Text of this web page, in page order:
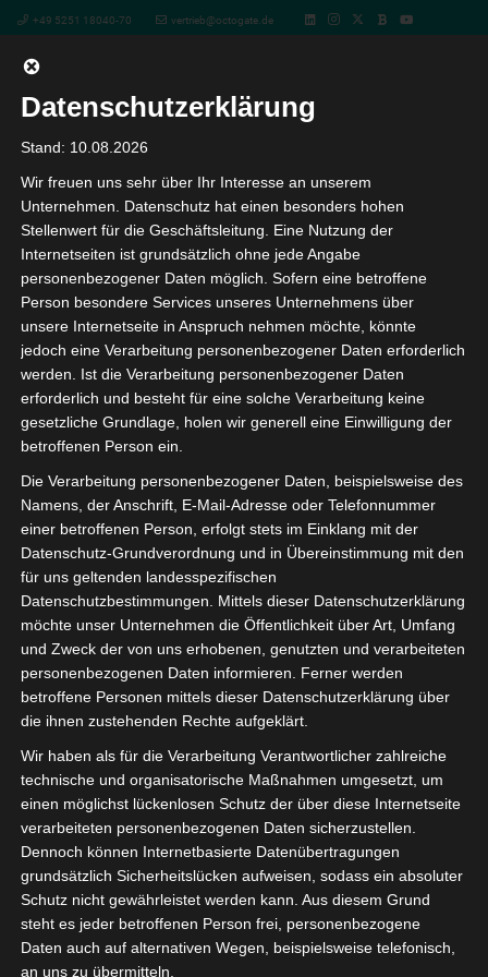
+49 5251 18040-70 vertrieb@octogate.de
#excitingedu regional
Nürnberg
« Alle Veranstaltungen
Diese Veranstaltung hat bereits stattgefunden.
#excitingedu regional Nürnberg
29. April 2020
Digitales Lernen wird ein immer wichtigerer Faktor für
die Schulentwicklung und den Fachunterricht. Die damit
verbundenen Fragen, Themen und Herausforderungen
greifen wir im Rahmen der #excitingedu
Regionalveranstaltungen auf. Diese Tagungen finden in
verschiedenen Bundesländern jeweils an einem Tag in
einer Schule statt. Rund 200 Lehrkräfte,
Schulleiter*innen, Vertreter der Schulträger und andere
Bildungsverantwortliche tauschen sich über aktuelle
Entwicklungen im Bereich der Digitalisierung aus. Die
Teilnehmer*innen haben die Möglichkeit, sich in
Workshops und Vorträgen zu informieren – von der
Frage, wie man z.B. stabiles WLAN in der Schule
einrichtet bis hin zum Einsatz passender Apps im
Unterricht ist alles dabei. Auf der begleitenden
Ausstellung können Sie sich austauschen und mit
Vertretern von EdTech Unternehmen, Bildungsverlagen
und Initiativen ins Gespräch kommen und gemeinsam
Datenschutzerklärung
Stand: 10.08.2026
Wir freuen uns sehr über Ihr Interesse an unserem
Unternehmen. Datenschutz hat einen besonders hohen
Stellenwert für die Geschäftsleitung. Eine Nutzung der
Internetseiten ist grundsätzlich ohne jede Angabe
personenbezogener Daten möglich. Sofern eine betroffene
Person besondere Services unseres Unternehmens über
unsere Internetseite in Anspruch nehmen möchte, könnte
jedoch eine Verarbeitung personenbezogener Daten erforderlich
werden. Ist die Verarbeitung personenbezogener Daten
erforderlich und besteht für eine solche Verarbeitung keine
gesetzliche Grundlage, holen wir generell eine Einwilligung der
betroffenen Person ein.
Die Verarbeitung personenbezogener Daten, beispielsweise des
Namens, der Anschrift, E-Mail-Adresse oder Telefonnummer
einer betroffenen Person, erfolgt stets im Einklang mit der
Datenschutz-Grundverordnung und in Übereinstimmung mit den
für uns geltenden landesspezifischen
Datenschutzbestimmungen. Mittels dieser Datenschutzerklärung
möchte unser Unternehmen die Öffentlichkeit über Art, Umfang
und Zweck der von uns erhobenen, genutzten und verarbeiteten
personenbezogenen Daten informieren. Ferner werden
betroffene Personen mittels dieser Datenschutzerklärung über
die ihnen zustehenden Rechte aufgeklärt.
Wir haben als für die Verarbeitung Verantwortlicher zahlreiche
technische und organisatorische Maßnahmen umgesetzt, um
einen möglichst lückenlosen Schutz der über diese Internetseite
verarbeiteten personenbezogenen Daten sicherzustellen.
Dennoch können Internetbasierte Datenübertragungen
grundsätzlich Sicherheitslücken aufweisen, sodass ein absoluter
Schutz nicht gewährleistet werden kann. Aus diesem Grund
steht es jeder betroffenen Person frei, personenbezogene
Daten auch auf alternativen Wegen, beispielsweise telefonisch,
an uns zu übermitteln.